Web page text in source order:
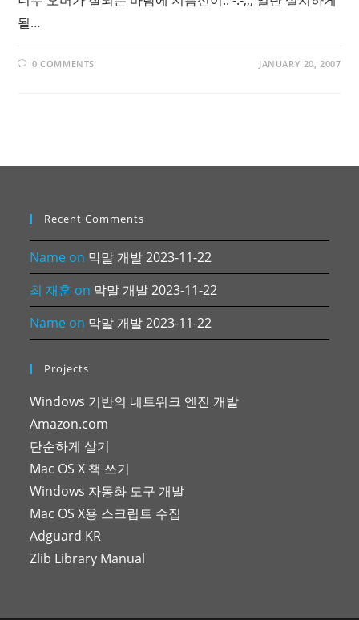
될…
0 COMMENTS JANUARY 20, 2007
Recent Comments
Name on 막말 개발 2023-11-22
최 재훈 on 막말 개발 2023-11-22
Name on 막말 개발 2023-11-22
Projects
Windows 기반의 네트워크 엔진 개발
Amazon.com
단순하게 살기
Mac OS X 책 쓰기
Windows 자동화 도구 개발
Mac OS X용 스크립트 수집
Adguard KR
Zlib Library Manual